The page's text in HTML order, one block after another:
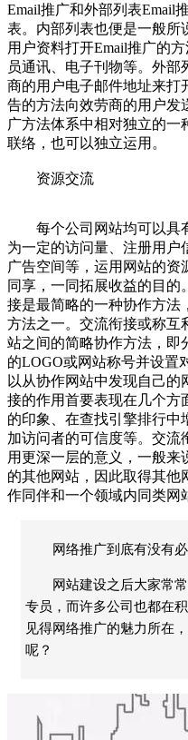
Email推广和外部列表Email
表。内部列表也便是一般所
用户资料打开Email推广的
员通讯、电子刊物等。外部
商的用户电子邮件地址来打
告的方法向效劳商的用户发
广方法体系中相对独立的一
联络，也可以独立运用。
资源交流
每个公司网站均可以具
为一定的访问量、注册用户
广告空间等，运用网站的
同享，一同拓展收益的目
接是最简略的一种协作方法
方法之一。交流衔接或称互
站之间的简略协作方法，即
的LOGO或网站称号并设置
以从协作网站中发现自己
接的作用首要表现在几个方
的印象、在查找引擎排行中
加访问者的可信度等。交流
用更深一层的意义，一般来
的其他网站，因此取得其他
作同伴和一个领域内同类网
网络推广到底有没有必
网站建设之后大家常
专员，而许多公司也都在
见得网络推广的魅力所在
呢？